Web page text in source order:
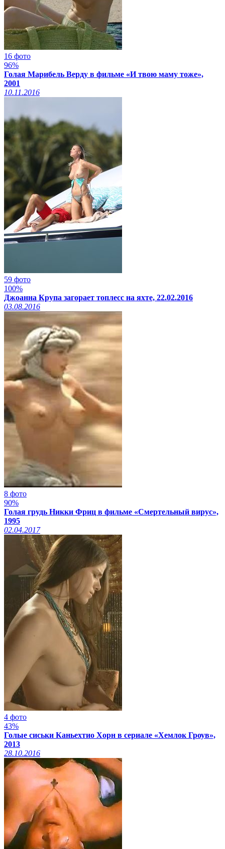
16 фото
96%
Голая Марибель Верду в фильме «И твою маму тоже»,
2001
10.11.2016
59 фото
100%
Джоанна Крупа загорает топлесс на яхте, 22.02.2016
03.08.2016
8 фото
90%
Голая грудь Никки Фриц в фильме «Смертельный вирус»,
1995
02.04.2017
4 фото
43%
Голые сиськи Каньехтио Хорн в сериале «Хемлок Гроув»,
2013
28.10.2016